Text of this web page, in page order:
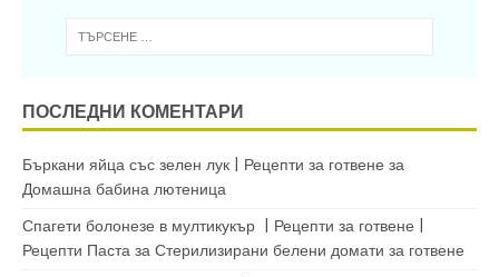
ПОСЛЕДНИ КОМЕНТАРИ
Бъркани яйца със зелен лук | Рецепти за готвене за
Домашна бабина лютеница
Спагети болонезе в мултикукър | Рецепти за готвене |
Рецепти Паста за Стерилизирани белени домати за готвене